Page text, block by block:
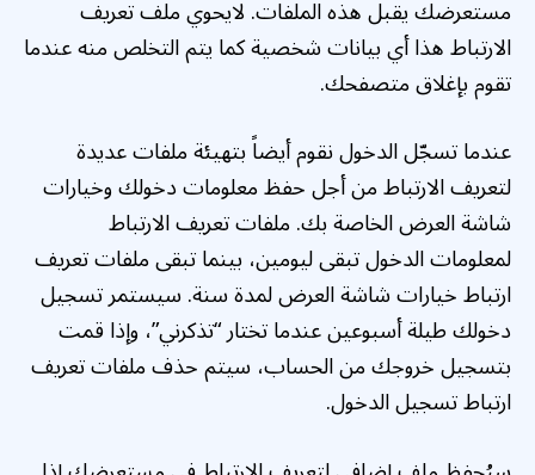
مستعرضك يقبل هذه الملفات. لايحوي ملف تعريف
الارتباط هذا أي بيانات شخصية كما يتم التخلص منه عندما
تقوم بإغلاق متصفحك.
عندما تسجّل الدخول نقوم أيضاً بتهيئة ملفات عديدة
لتعريف الارتباط من أجل حفظ معلومات دخولك وخيارات
شاشة العرض الخاصة بك. ملفات تعريف الارتباط
لمعلومات الدخول تبقى ليومين، بينما تبقى ملفات تعريف
ارتباط خيارات شاشة العرض لمدة سنة. سيستمر تسجيل
دخولك طيلة أسبوعين عندما تختار “تذكرني”، وإذا قمت
بتسجيل خروجك من الحساب، سيتم حذف ملفات تعريف
ارتباط تسجيل الدخول.